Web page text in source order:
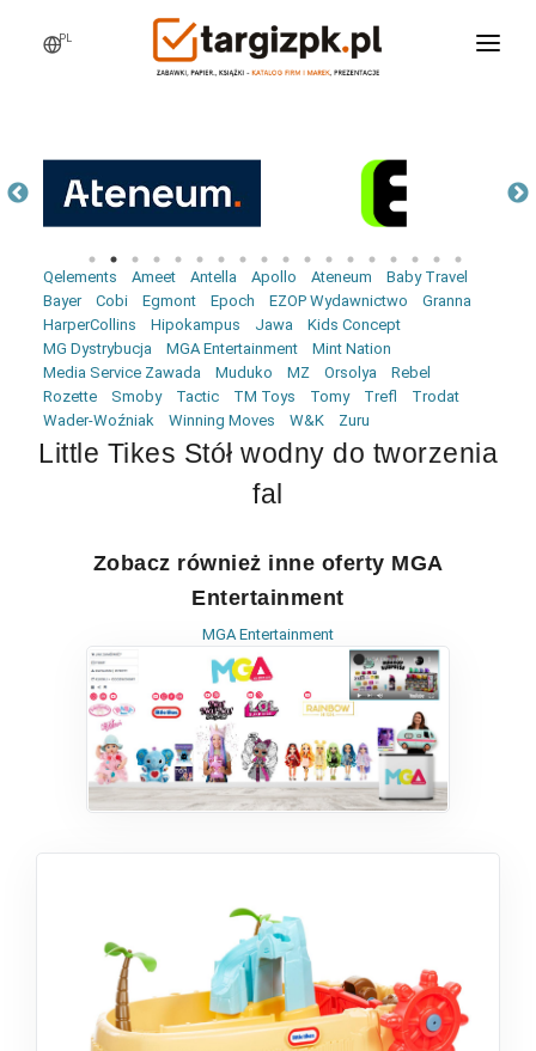
PL
PRODUKTY
AKTUALNOŚCI
LOGOWANIE
REJESTRACJA
Qelements Ameet Antella Apollo Ateneum
Baby Travel
Bayer
Cobi Egmont Epoch EZOP Wydawnictwo
Granna
HarperCollins
Hipokampus Jawa
Kids Concept
MG Dystrybucja
MGA Entertainment
Mint Nation
Media Service Zawada
Muduko MZ Orsolya
Rebel
Rozette
Smoby Tactic TM Toys Tomy Trefl
Trodat
Wader-Woźniak
Winning Moves W&K Zuru
Little Tikes Stół wodny do tworzenia
fal
Zobacz również inne oferty MGA
Entertainment
MGA Entertainment